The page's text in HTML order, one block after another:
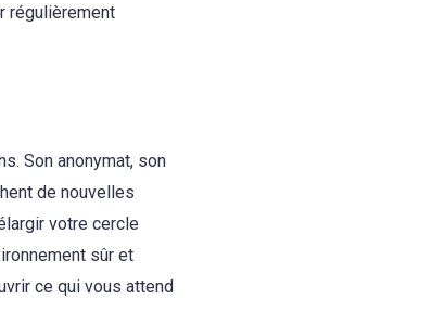
régulièrement
Son anonymat, son
de nouvelles
votre cercle
sûr et
ce qui vous attend